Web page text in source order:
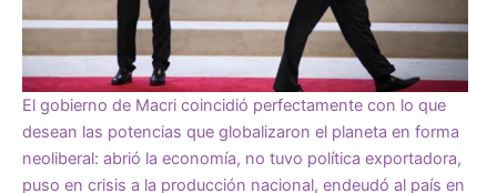
El gobierno de Macri coincidió perfectamente con lo que
desean las potencias que globalizaron el planeta en forma
neoliberal: abrió la economía, no tuvo política exportadora,
puso en crisis a la producción nacional, endeudó al país en